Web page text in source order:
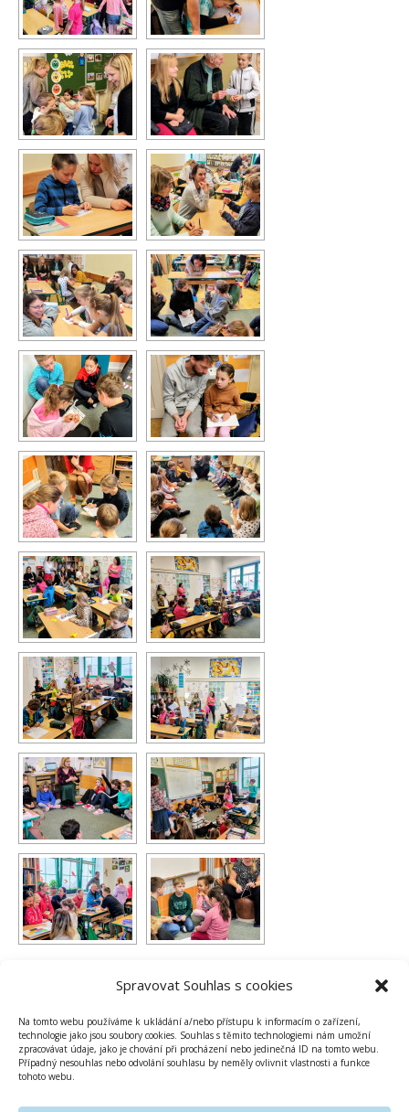
Spravovat Souhlas s cookies
Na tomto webu používáme k ukládání a/nebo přístupu k informacím o zařízení,
technologie jako jsou soubory cookies. Souhlas s těmito technologiemi nám umožní
zpracovávat údaje, jako je chování při procházení nebo jedinečná ID na tomto webu.
Případný nesouhlas nebo odvolání souhlasu by neměly ovlivnit vlastnosti a funkce
tohoto webu.
1 2 ►